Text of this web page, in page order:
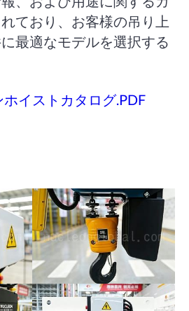
ており、お客様の吊り上
最適なモデルを選択する
イストカタログ.PDF